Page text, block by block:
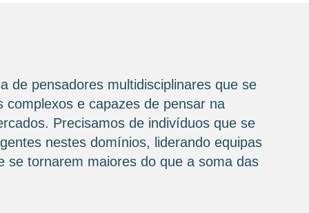
de pensadores multidisciplinares que se
e capazes de pensar na
Precisamos de indivíduos que se
nestes domínios, liderando equipas
se tornarem maiores do que a soma das